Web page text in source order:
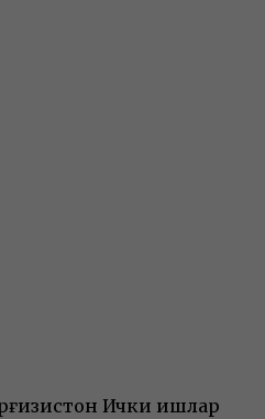
Ички ишлар